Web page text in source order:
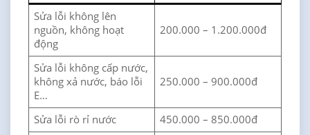
Sửa lỗi không lên
nguồn, không hoạt
động
200.000 – 1.200.000đ
Sửa lỗi không cấp nước,
không xả nước, báo lỗi
E…
250.000 – 900.000đ
Sửa lỗi rò rỉ nước
450.000 – 850.000đ